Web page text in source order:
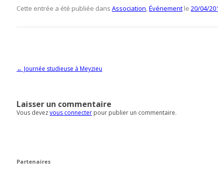
Cette entrée a été publiée dans Association,Événement le 20/04/
Navigation des articles
← Journée studieuse à Meyzieu
Laisser un commentaire
Vous devezvous connecter pour publier un commentaire.
Partenaires